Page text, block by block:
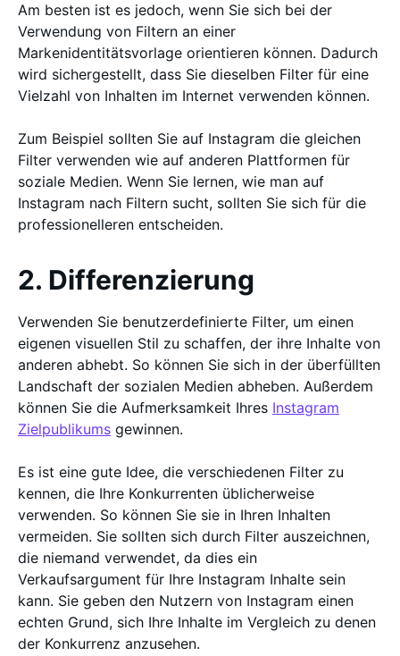
Am besten ist es jedoch, wenn Sie sich bei der
Verwendung von Filtern an einer
Markenidentitätsvorlage orientieren können. Dadurch
wird sichergestellt, dass Sie dieselben Filter für eine
Vielzahl von Inhalten im Internet verwenden können.
Zum Beispiel sollten Sie auf Instagram die gleichen
Filter verwenden wie auf anderen Plattformen für
soziale Medien. Wenn Sie lernen, wie man auf
Instagram nach Filtern sucht, sollten Sie sich für die
professionelleren entscheiden.
2. Differenzierung
Verwenden Sie benutzerdefinierte Filter, um einen
eigenen visuellen Stil zu schaffen, der ihre Inhalte von
anderen abhebt. So können Sie sich in der überfüllten
Landschaft der sozialen Medien abheben. Außerdem
können Sie die Aufmerksamkeit Ihres Instagram
Zielpublikums gewinnen.
Es ist eine gute Idee, die verschiedenen Filter zu
kennen, die Ihre Konkurrenten üblicherweise
verwenden. So können Sie sie in Ihren Inhalten
vermeiden. Sie sollten sich durch Filter auszeichnen,
die niemand verwendet, da dies ein
Verkaufsargument für Ihre Instagram Inhalte sein
kann. Sie geben den Nutzern von Instagram einen
echten Grund, sich Ihre Inhalte im Vergleich zu denen
der Konkurrenz anzusehen.